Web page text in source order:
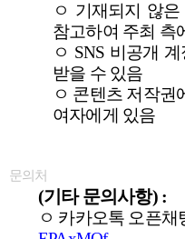
ㅇ 기재되지 않
참고하여 주최 측
ㅇ SNS 비공개 계
받을 수 있음
ㅇ 콘텐츠 저작권
여자에게 있음
문의처
(기타 문의사항) :
ㅇ 카카오톡 오픈채